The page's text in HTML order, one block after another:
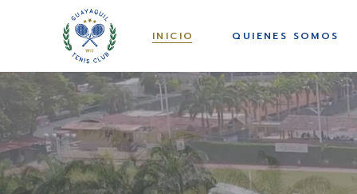
INICIO
NUESTRO CLUB
ACTIVIDADES GTC
REVISTA DE INFORME
DE LABORES 2014 –
2022
QUIENES SOMOS
DIRECTORIO
ALIANZAS
ESTATUTOS Y
REGLAMENTOS
PROTOCOLO DE
REVISTA DE INFORME
DE LABORES 2014 –
2022
BROCHURE
INSTITUCIONAL
DESCARGA NUESTRA
APP
ESTATUTOS Y
REGLAMENTOS
PROTOCOLO DE
SEGURIDAD
DATOS PERSONALES
ESCENARIOS
DEPORTIVOS